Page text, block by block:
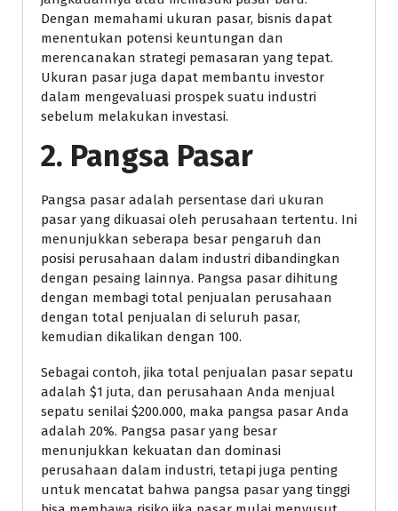
Dengan memahami ukuran pasar, bisnis dapat
menentukan potensi keuntungan dan
merencanakan strategi pemasaran yang tepat.
Ukuran pasar juga dapat membantu investor
dalam mengevaluasi prospek suatu industri
sebelum melakukan investasi.
2. Pangsa Pasar
Pangsa pasar adalah persentase dari ukuran
pasar yang dikuasai oleh perusahaan tertentu. Ini
menunjukkan seberapa besar pengaruh dan
posisi perusahaan dalam industri dibandingkan
dengan pesaing lainnya. Pangsa pasar dihitung
dengan membagi total penjualan perusahaan
dengan total penjualan di seluruh pasar,
kemudian dikalikan dengan 100.
Sebagai contoh, jika total penjualan pasar sepatu
adalah $1 juta, dan perusahaan Anda menjual
sepatu senilai $200.000, maka pangsa pasar Anda
adalah 20%. Pangsa pasar yang besar
menunjukkan kekuatan dan dominasi
perusahaan dalam industri, tetapi juga penting
untuk mencatat bahwa pangsa pasar yang tinggi